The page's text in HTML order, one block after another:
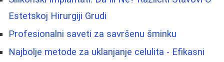
Estetskoj Hirurgiji Grudi
Profesionalni saveti za savršenu šminku
Najbolje metode za uklanjanje celulita - Efikasni